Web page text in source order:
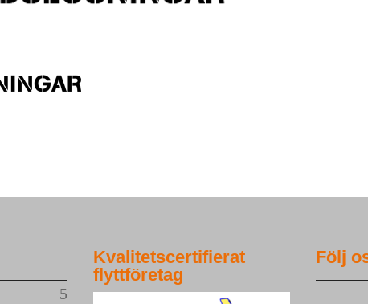
Kvalitetscertifierat
flyttföretag
Följ